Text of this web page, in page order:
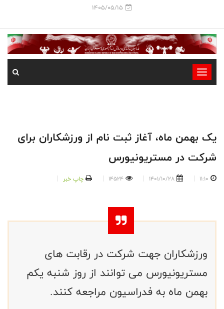
1405/05/15
-
-
یک بهمن ماه، آغاز ثبت نام از ورزشکاران برای
شرکت در مستریونیورس
11:10
1401/10/28
14524 چاپ خبر
ورزشکاران جهت شرکت در رقابت های
مستریونیورس می توانند از روز شنبه یکم
بهمن ماه به فدراسیون مراجعه کنند.